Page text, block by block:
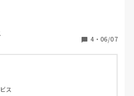
おりませんが
に愚痴ったりと
、(;;;;;°∇°)
？
4 ・ 06/07
ス